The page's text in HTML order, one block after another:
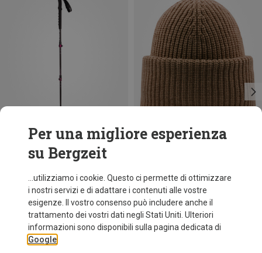
Risparmi 35%
Per una migliore esperienza
su Bergzeit
...utilizziamo i cookie. Questo ci permette di ottimizzare
i nostri servizi e di adattare i contenuti alle vostre
esigenze. Il vostro consenso può includere anche il
trattamento dei vostri dati negli Stati Uniti. Ulteriori
informazioni sono disponibili sulla pagina dedicata di
Google